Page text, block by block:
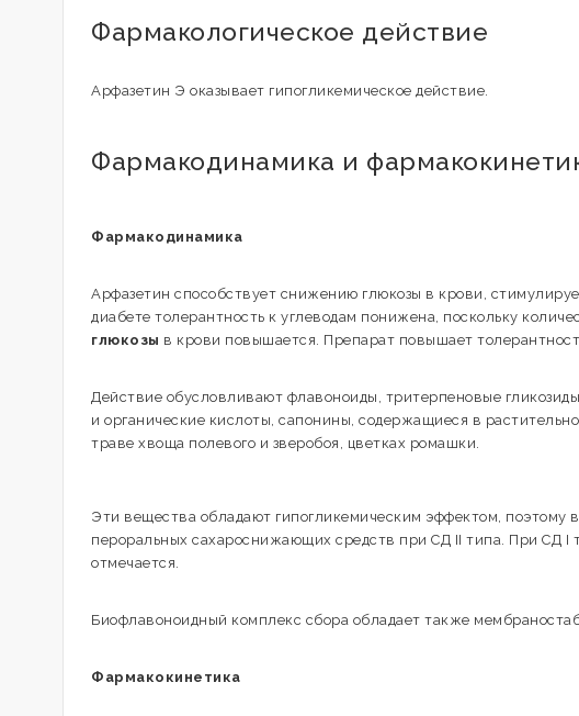
Фармакологическое действие
Арфазетин Э оказывает гипогликемическое действие.
Фармакодинамика и
Фармакодинамика
Арфазетин способствует снижению глюкозы в крови,
диабете толерантность к углеводам понижена, поскольку
глюкозы в крови повышается. Препарат повышает
Действие обусловливают флавоноиды, тритерпеновые
и органические кислоты, сапонины, содержащиеся в
траве хвоща полевого и зверобоя, цветках ромашки.
Эти вещества обладают гипогликемическим эффектом, поэтому
пероральных сахароснижающих средств при СД ІІ типа. При СД І
отмечается.
Биофлавоноидный комплекс сбора обладает также
Фармакокинетика